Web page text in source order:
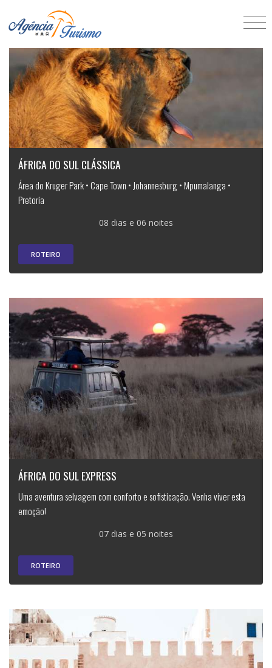
ÁFRICA DO SUL CLÁSSICA
Área do Kruger Park • Cape Town • Johannesburg • Mpumalanga •
Pretoria
08 dias e 06 noites
ROTEIRO
ÁFRICA DO SUL EXPRESS
Uma aventura selvagem com conforto e sofisticação. Venha viver esta
emoção!
07 dias e 05 noites
ROTEIRO